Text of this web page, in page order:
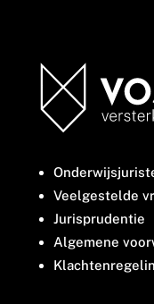
Veelgestelde
Jurisprudentie
Algemene